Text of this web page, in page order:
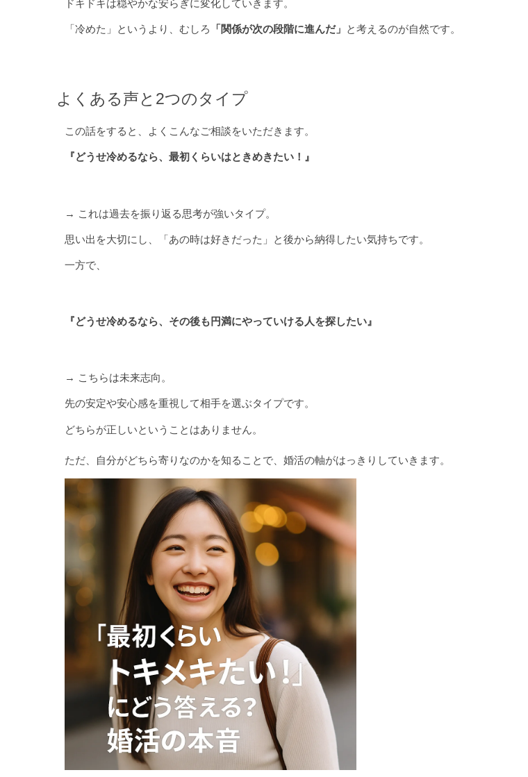
ドキドキは穏やかな安らぎに変化していきます。
「冷めた」というより、むしろ 「関係が次の段階に進んだ」 と考えるのが自然です。
よくある声と2つのタイプ
この話をすると、よくこんなご相談をいただきます。
『どうせ冷めるなら、最初くらいはときめきたい！』
→ これは過去を振り返る思考が強いタイプ。
思い出を大切にし、「あの時は好きだった」と後から納得したい気持ちです。
一方で、
『どうせ冷めるなら、その後も円満にやっていける人を探したい』
→ こちらは未来志向。
先の安定や安心感を重視して相手を選ぶタイプです。
どちらが正しいということはありません。
ただ、自分がどちら寄りなのかを知ることで、婚活の軸がはっきりしていきます。